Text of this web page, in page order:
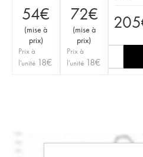
54€
(mise à
prix)
Prix à
l'unité 18€
72€
(mise à
prix)
Prix à
l'unité 18€
205